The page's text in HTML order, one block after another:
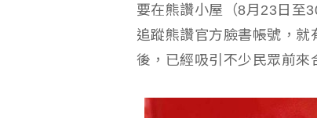
要在熊讚小屋（8月23日至
追蹤熊讚官方臉書帳號，
後，已經吸引不少民眾前來